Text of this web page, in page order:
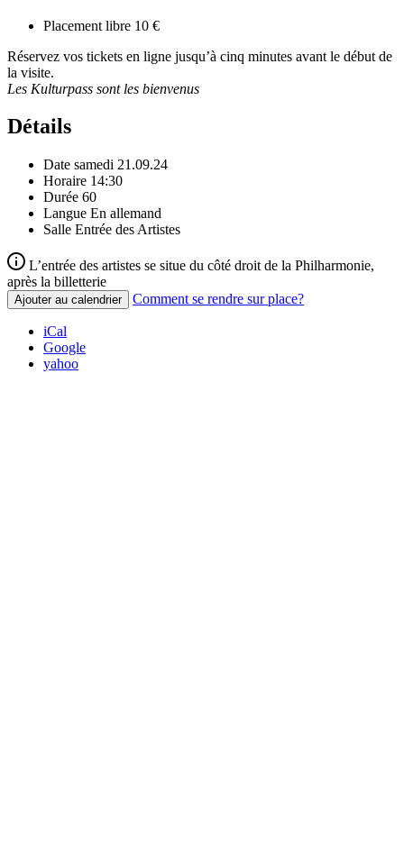
Placement libre 10 €
Réservez vos tickets en ligne jusqu’à cinq minutes avant le début de
la visite.
Les Kulturpass sont les bienvenus
Détails
Date samedi 21.09.24
Horaire 14:30
Durée 60
Langue En allemand
Salle Entrée des Artistes
L’entrée des artistes se situe du côté droit de la Philharmonie,
après la billetterie
Ajouter au calendrier Comment se rendre sur place?
iCal
Google
yahoo